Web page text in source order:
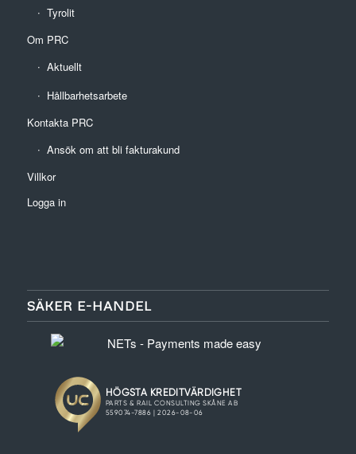
Tyrolit
Om PRC
Aktuellt
Hållbarhetsarbete
Kontakta PRC
Ansök om att bli fakturakund
Villkor
Logga in
SÄKER E-HANDEL